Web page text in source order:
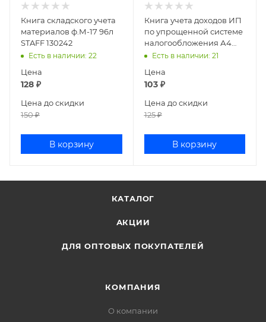
Книга складского учета
материалов ф.М-17 96л
STAFF 130242
Есть в наличии: 22
Цена
128 ₽
Цена до скидки
150₽
В корзину
Книга учета доходов ИП
по упрощенной системе
налогообложения А4
20л КЖ-1841
Есть в наличии: 21
Цена
103₽
Цена до скидки
125₽
В корзину
КАТАЛОГ
АКЦИИ
ДЛЯ ОПТОВЫХ ПОКУПАТЕЛЕЙ
КОМПАНИЯ
О компании